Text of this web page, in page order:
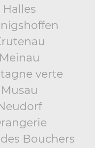
verte
Bouchers